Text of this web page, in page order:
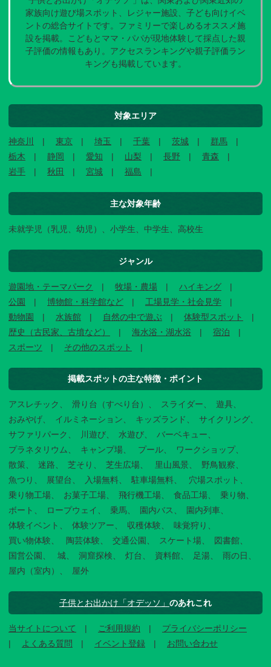
家族向け遊び場スポット、レジャー施設、子ども向けイベ
ントの総合サイトです。ファミリーで楽しめるオススメ施
設を掲載。こどもとママ・パパが現地体験して採点した親
子評価の情報もあり。アクセスランキングや親子評価ラン
キングも掲載しています。
対象エリア
神奈川 東京 埼玉 千葉 茨城
群馬
栃木
静岡 愛知 山梨 長野
青森
岩手
秋田 宮城 福島
主な対象年齢
未就学児（乳児、幼児）、小学生、中学生、高校生
ジャンル
遊園地・テーマパーク 牧場・農場
ハイキング
公園
博物館・科学館など
工場見学・社会見学
動物園
水族館 自然の中で遊ぶ
体験型スポット
歴史（古民家、古墳など）
海水浴・湖水浴
宿泊
スポーツ
その他のスポット
掲載スポットの主な特徴・ポイント
アスレチック 滑り台（すべり台） スライダー
遊具
おみやげ
イルミネーション キッズランド
サイクリング
サファリパーク
川遊び 水遊び
バーベキュー
プラネタリウム
キャンプ場 プール
ワークショップ
散策
迷路 芝そり 芝生広場 里山風景
野鳥観察
魚つり
展望台 入場無料 駐車場無料
穴場スポット
乗り物工場
お菓子工場 飛行機工場 食品工場
乗り物
ボート
ロープウェイ 乗馬 園内バス
園内列車
体験イベント
体験ツアー 収穫体験
味覚狩り
買い物体験
陶芸体験 交通公園 スケート場
図書館
国営公園
城 洞窟探検 灯台 資料館 足湯
雨の日
屋内（室内）
屋外
子供とお出かけ「オデッソ」 のあれこれ
当サイトについて ご利用規約
プライバシーポリシー
よくある質問
イベント登録 お問い合わせ